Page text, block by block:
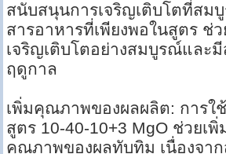
สนับสนุนการเจริญเติบโตที่สม
สารอาหารที่เพียงพอในสูตร ช่
เจริญเติบโตอย่างสมบูรณ์และ
ฤดูกาล
เพิ่มคุณภาพของผลผลิต: การใ
สูตร 10-40-10+3 MgO ช่วยเ
คุณภาพของผลทับทิม เนื่องจา